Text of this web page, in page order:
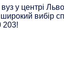
Курси C++
у центрі
вибір
203!